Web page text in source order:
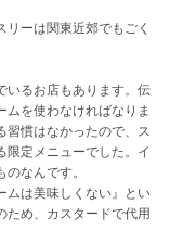
ーは関東近郊でもごく
いるお店もあります。伝
を使わなければなりま
習慣はなかったので、ス
限定メニューでした。イ
なんです。
ムは美味しくない』とい
ため、カスタードで代用